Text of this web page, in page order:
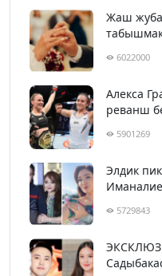
Жаш
6022000
Алекса
реванш
5901269
Элдик
5729843